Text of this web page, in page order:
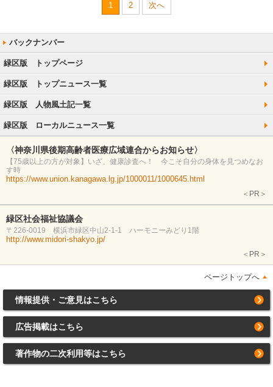
1 2 次へ
緑区版 トップページ
緑区版 トップニュース一覧
緑区版 人物風土記一覧
緑区版 ローカルニュース一覧
〈神奈川県後期高齢者医療広域連合からお知らせ〉
【75歳以上の方が対象】いざ、健康診査へ！ 今こそ自分の身体を見つめなお
す時
https://www.union.kanagawa.lg.jp/1000011/1000645.html
＜PR＞
緑区社会福祉協議会
〒226-0019 横浜市緑区中山2-1-1 ハーモニーみどり1階
http://www.midori-shakyo.jp/
＜PR＞
ページトップへ
情報提供・ご意見はこちら
広告掲載はこちら
著作物の二次利用等はこちら